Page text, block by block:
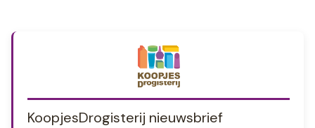
KoopjesDrogisterij nieuwsbrief